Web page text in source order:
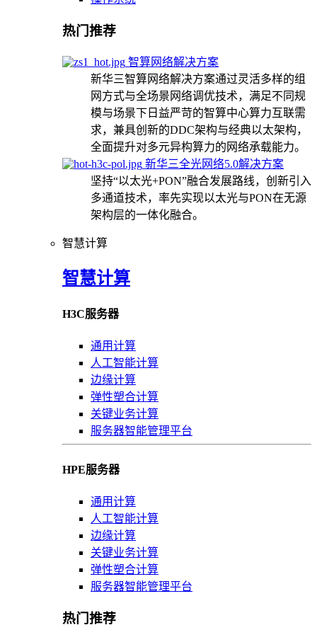
热门推荐
智算网络解决方案
新华三智算网络解决方案通过灵活多样的组
网方式与全场景网络调优技术，满足不同规
模与场景下日益严苛的智算中心算力互联需
求，兼具创新的DDC架构与经典以太架构，
全面提升对多元异构算力的网络承载能力。
新华三全光网络5.0解决方案
坚持“以太光+PON”融合发展路线，创新引入
多通道技术，率先实现以太光与PON在无源
架构层的一体化融合。
智慧计算
智慧计算
H3C服务器
通用计算
人工智能计算
边缘计算
弹性塑合计算
关键业务计算
服务器智能管理平台
HPE服务器
通用计算
人工智能计算
边缘计算
关键业务计算
弹性塑合计算
服务器智能管理平台
热门推荐